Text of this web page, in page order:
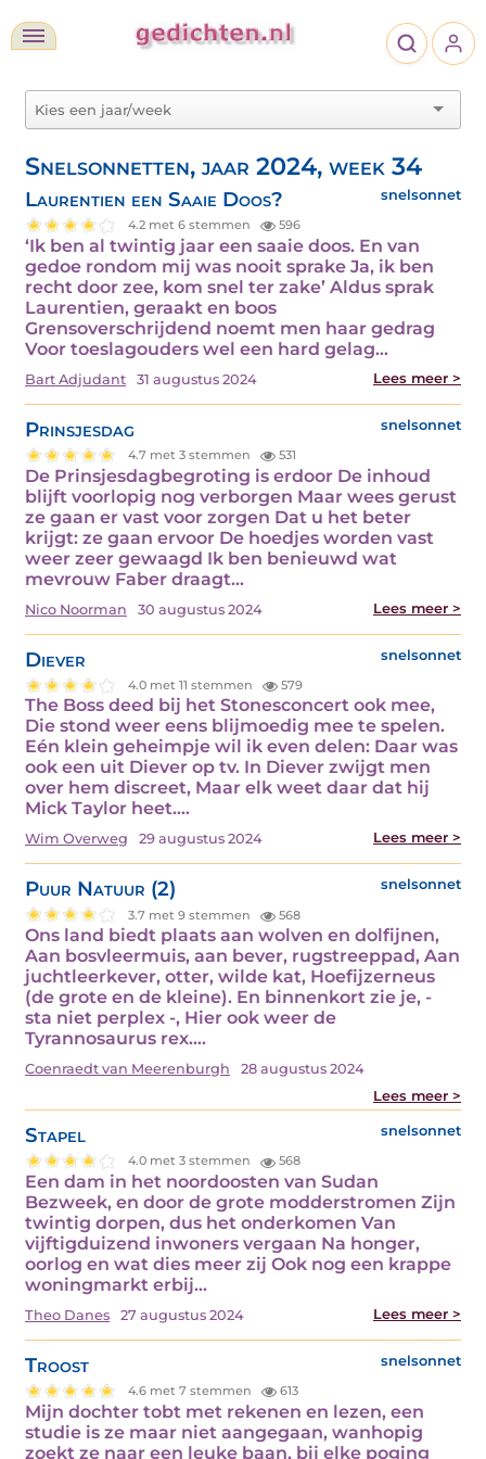
Snelsonnetten, jaar 2024, week 34
Laurentien een Saaie Doos? snelsonnet
4.2 met 6 stemmen 596
‘Ik ben al twintig jaar een saaie doos. En van
gedoe rondom mij was nooit sprake Ja, ik ben
recht door zee, kom snel ter zake’ Aldus sprak
Laurentien, geraakt en boos
Grensoverschrijdend noemt men haar gedrag
Voor toeslagouders wel een hard gelag…
Bart Adjudant 31 augustus 2024 Lees meer >
Prinsjesdag snelsonnet
4.7 met 3 stemmen 531
De Prinsjesdagbegroting is erdoor De inhoud
blijft voorlopig nog verborgen Maar wees gerust
ze gaan er vast voor zorgen Dat u het beter
krijgt: ze gaan ervoor De hoedjes worden vast
weer zeer gewaagd Ik ben benieuwd wat
mevrouw Faber draagt…
Nico Noorman 30 augustus 2024 Lees meer >
Diever snelsonnet
4.0 met 11 stemmen 579
The Boss deed bij het Stonesconcert ook mee,
Die stond weer eens blijmoedig mee te spelen.
Eén klein geheimpje wil ik even delen: Daar was
ook een uit Diever op tv. In Diever zwijgt men
over hem discreet, Maar elk weet daar dat hij
Mick Taylor heet.…
Wim Overweg 29 augustus 2024 Lees meer >
Puur Natuur (2) snelsonnet
3.7 met 9 stemmen 568
Ons land biedt plaats aan wolven en dolfijnen,
Aan bosvleermuis, aan bever, rugstreeppad, Aan
juchtleerkever, otter, wilde kat, Hoefijzerneus
(de grote en de kleine). En binnenkort zie je, -
sta niet perplex -, Hier ook weer de
Tyrannosaurus rex.…
Coenraedt van Meerenburgh
28 augustus 2024
Lees meer >
Stapel snelsonnet
4.0 met 3 stemmen 568
Een dam in het noordoosten van Sudan
Bezweek, en door de grote modderstromen Zijn
twintig dorpen, dus het onderkomen Van
vijftigduizend inwoners vergaan Na honger,
oorlog en wat dies meer zij Ook nog een krappe
woningmarkt erbij…
Theo Danes 27 augustus 2024 Lees meer >
Troost snelsonnet
4.6 met 7 stemmen 613
Mijn dochter tobt met rekenen en lezen, een
studie is ze maar niet aangegaan, wanhopig
zoekt ze naar een leuke baan, bij elke poging